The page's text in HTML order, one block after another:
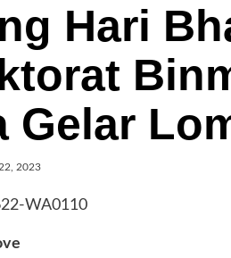
Hari
Gelar
2023